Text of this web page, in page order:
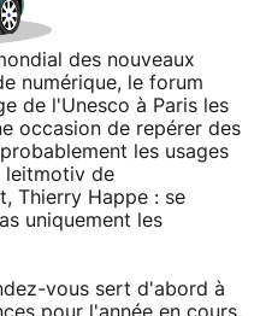
des nouveaux
numérique, le forum
de l'Unesco à Paris les
occasion de repérer des
les usages
leitmotiv de
Thierry Happe : se
uniquement les
vous sert d'abord à
pour l'année en cours.